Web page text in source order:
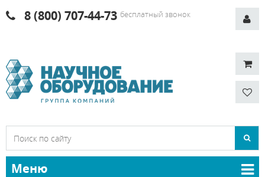
8 (800) 707-44-73 бесплатный звонок
Меню